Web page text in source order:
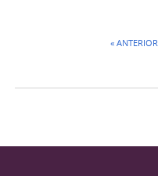
« ANTERIOR